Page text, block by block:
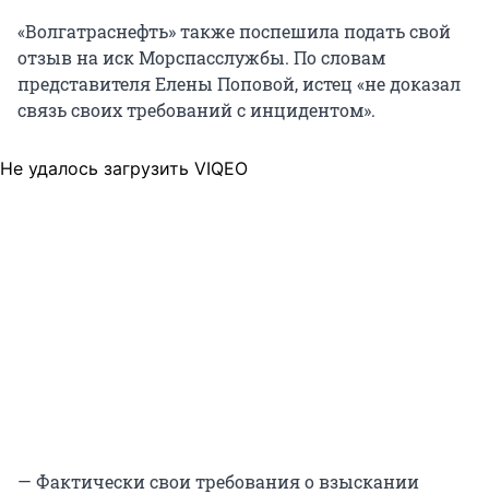
«Волгатраснефть» также поспешила подать свой
отзыв на иск Морспасслужбы. По словам
представителя Елены Поповой, истец «не доказал
связь своих требований с инцидентом».
Не удалось загрузить VIQEO
— Фактически свои требования о взыскании